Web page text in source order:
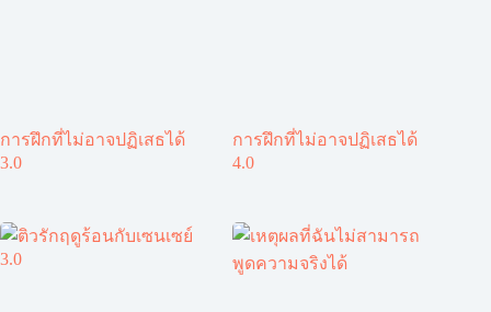
การฝึกที่ไม่อาจปฏิเสธได้
3.0
การฝึกที่ไม่อาจปฏิเสธได้
4.0